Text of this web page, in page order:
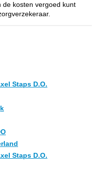
de kosten vergoed kunt
Staps D.O.
Staps D.O.